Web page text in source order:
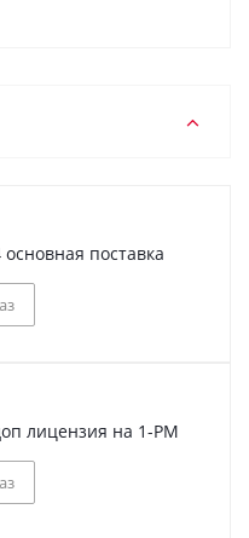
поставка
лицензия на 1-РМ